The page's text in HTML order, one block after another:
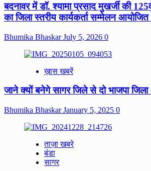
बदनावर में डॉ. श्यामा प्रसाद मुखर्जी की
का जिला स्तरीय कार्यकर्ता सम्मेलन
Bhumika BhaskarJuly 5, 2026 0
ख़ास खबरें
जाने क्यों बनेगे सागर जिले से दो भाजपा जिला
Bhumika BhaskarJanuary 5, 2025 0
ताज़ा खबरे
बंडा
सागर